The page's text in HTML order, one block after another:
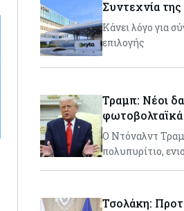
Συντεχνία
Κάνει λόγο για
επιλογής
Τραμπ: Νέοι
Ο Ντόναλντ
πολυπυρίτιο,
Τσολάκη: